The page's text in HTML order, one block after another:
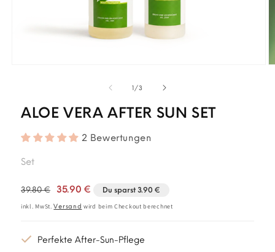
öffnen
1/von
3
ALOE VERA AFTER SUN SET
2 Bewertungen
Set
Normaler
Preis
39.80 € Verkaufspreis
35.90 € Du sparst 3.90 €
inkl. MwSt.Versand wird beim Checkout berechnet
Perfekte After-Sun-Pflege